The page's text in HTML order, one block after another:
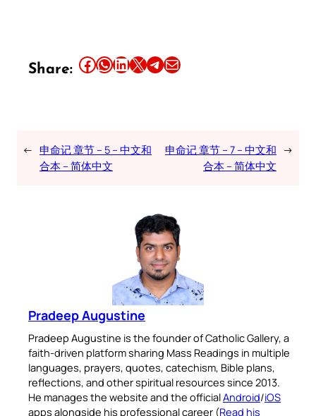
Share: Share this article on Facebook Share this article on WhatsApp Share this article on LinkedIn Share this article on X Share this article on TelegramEmail this Article
← 申命记 章节 – 5 – 中文和
合本 – 简体中文
申命记 章节 – 7 – 中文和
合本 – 简体中文
→
Pradeep Augustine
Pradeep Augustine is the founder of Catholic Gallery, a
faith-driven platform sharing Mass Readings in multiple
languages, prayers, quotes, catechism, Bible plans,
reflections, and other spiritual resources since 2013.
He manages the website and the officialAndroid/iOS
apps alongside his professional career (Read his